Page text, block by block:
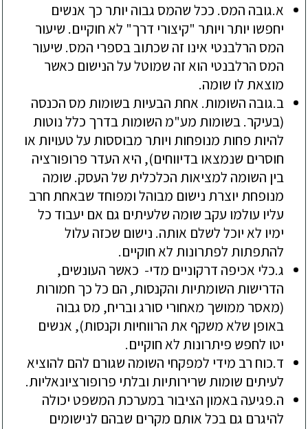
א.גובה המס. ככלשהמס גבוה יותר כך אנשים
יחפשו יותר ויותר "קיצורי דרך" לאחוקיים. שיעור
המס הרלבנטי אינו זה שכתובבספרי המס. שיעור
המס הרלבנטי הואזה שמוטלעלהנישום כאשר
מוצאת לו שומה.
ב.גובה השומות. אחת הבעיותבשומות מס הכנסה
(בעיקר.בשומות מע"מ השומותבדרך כללנוטות
להיות פחות מנופחות ויותר מבוססות עלטעויות או
חוסרים שנמצאובדיווחים), היאהעדר פרופורציה
בין השומה למציאות הכלכלית שלהעסק. שומה
מנופחת יוצרת נישום מבוהלומפוחד שבאחת חרב
עליו עולמו עקב שומה שלעיתים גם אם יעבוד כל
ימיו לאיוכללשלם אותה. נישום שכזה עלול
להתפתות לפתרונות לאחוקיים.
ג.כלי אכיפה דרקוניים מדי- כאשר העונשים,
הדרישות השומתיות והקנסות, הם כלכך חמורות
(מאסר ממושך מאחורי סורגובריח, מס גבוה
באופן שלאמשקף את הרווחיות וקנסות), אנשים
יטו לחפש פיתרונות לאחוקיים.
ד.כוח רב מידי למפקחי השומה שגורם להם להוציא
לעיתים שומות שרירותיות ובלתי פרופורציונאליות.
ה.פגיעהבאמון הציבורבמערכת המשפט יכולה
להיגרם גם בכלאותם מקרים שבהם לנישומים